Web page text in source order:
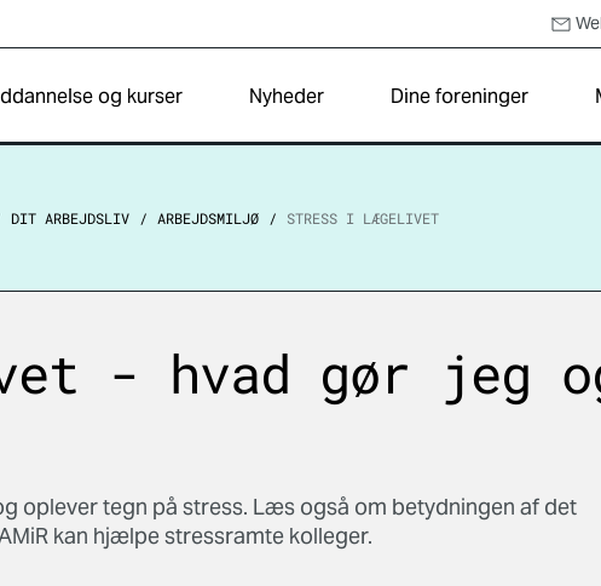
og kurser Nyheder Dine foreninger
DIT ARBEJDSLIV ARBEJDSMILJØ STRESS I LÆGELIVET
- hvad gør jeg og
oplever tegn på stress. Læs også om betydningen af det
kan hjælpe stressramte kolleger.